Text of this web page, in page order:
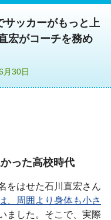
サッカーがもっと上
宏がコーチを務め
30日
った高校時代
をはせた石川直宏さん
、周囲より身体も小さ
ました。そこで、実際